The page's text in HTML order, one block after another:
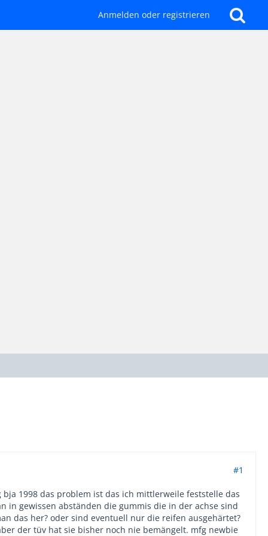
Anmelden oder registrieren
#1
1998 das problem ist das ich mittlerweile feststelle das
in gewissen abständen die gummis die in der achse sind
das her? oder sind eventuell nur die reifen ausgehärtet?
der tüv hat sie bisher noch nie bemängelt. mfg newbie